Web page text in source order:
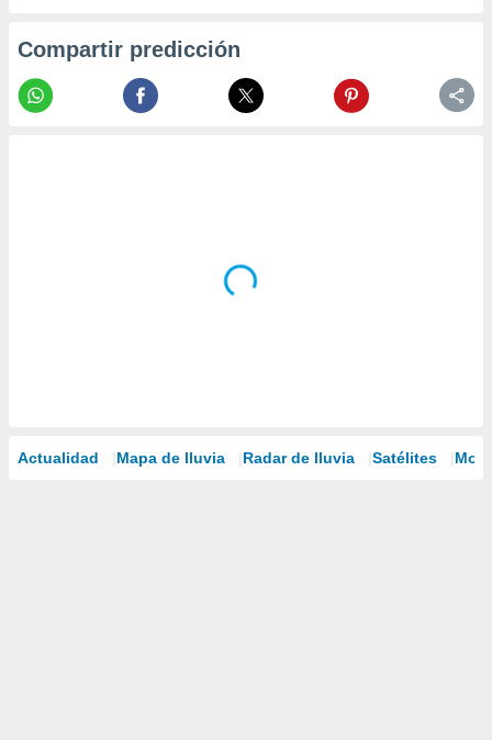
Compartir predicción
Actualidad Mapa de lluvia Radar de lluvia Satélites